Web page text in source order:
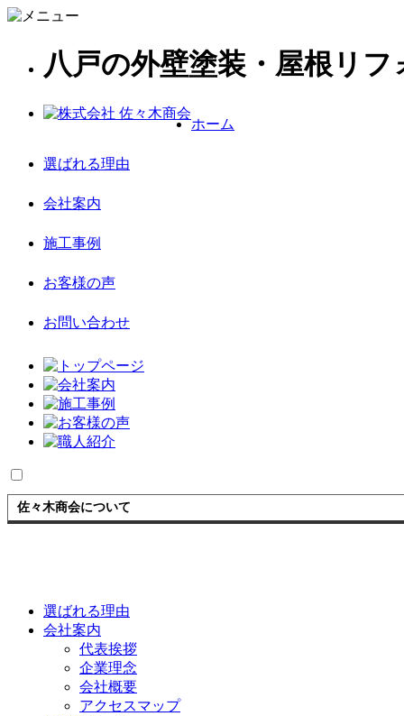
八戸の外壁塗装・屋根リ
ホーム
選ばれる理由
会社案内
施工事例
お客様の声
お問い合わせ
佐々木商会について
選ばれる理由
会社案内
代表挨拶
企業理念
会社概要
アクセスマップ